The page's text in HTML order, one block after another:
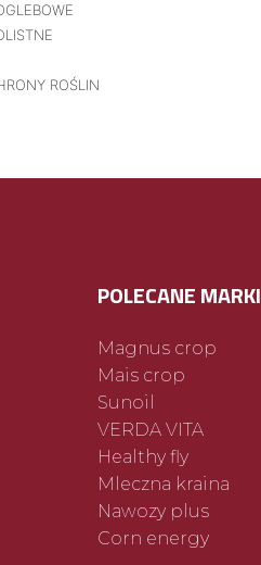
ROŚLIN
POLECANE MARKI
Magnus crop
Mais crop
Sunoil
VERDA VITA
Healthy fly
Mleczna kraina
Nawozy plus
Corn energy